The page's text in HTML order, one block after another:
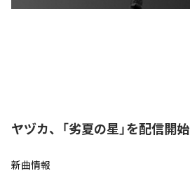
ヤヅカ、「劣夏の星」を配信開始
新曲情報